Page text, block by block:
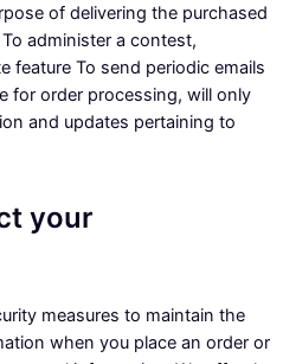
of delivering the purchased
administer a contest,
feature To send periodic emails
for order processing, will only
and updates pertaining to
your
measures to maintain the
when you place an order or